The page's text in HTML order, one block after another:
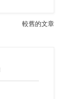
較舊的文章